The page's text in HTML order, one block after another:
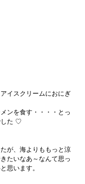
イスクリームにおにぎ
ンを食す・・・・とっ
した ♡
が、海よりももっと涼
たいなあ～なんて思っ
思います。